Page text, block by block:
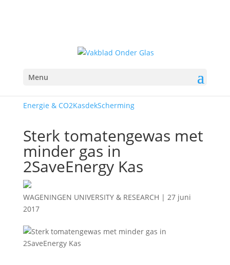
Menu
Energie & CO2KasdekScherming
Sterk tomatengewas met
minder gas in
2SaveEnergy Kas
WAGENINGEN UNIVERSITY & RESEARCH | 27 juni
2017